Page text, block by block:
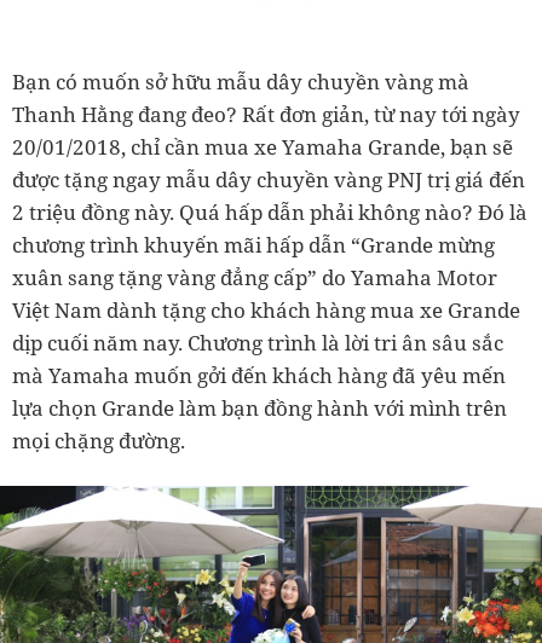
Bạn có muốn sở hữu mẫu dây chuyền vàng mà
Thanh Hằng đang đeo? Rất đơn giản, từ nay tới ngày
20/01/2018, chỉ cần mua xe Yamaha Grande, bạn sẽ
được tặng ngay mẫu dây chuyền vàng PNJ trị giá đến
2 triệu đồng này. Quá hấp dẫn phải không nào? Đó là
chương trình khuyến mãi hấp dẫn “Grande mừng
xuân sang tặng vàng đẳng cấp” do Yamaha Motor
Việt Nam dành tặng cho khách hàng mua xe Grande
dịp cuối năm nay. Chương trình là lời tri ân sâu sắc
mà Yamaha muốn gởi đến khách hàng đã yêu mến
lựa chọn Grande làm bạn đồng hành với mình trên
mọi chặng đường.